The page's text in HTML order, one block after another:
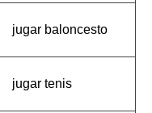
jugar baloncesto
jugar tenis